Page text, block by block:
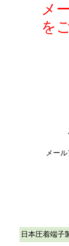
メ
を
メー
日本圧着端子